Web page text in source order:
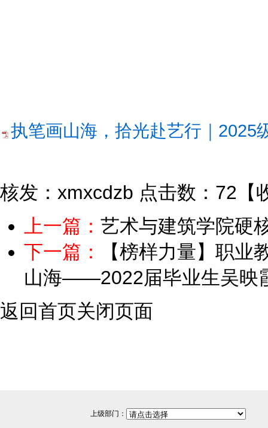
执笔画山海，拾光赴艺行｜2025
核发：xmxcdzb 点击数：72 【
上一篇： 艺术与建筑学院硬
下一篇：
【榜样力量】职
山海——2022届毕业生吴映
返回首页关闭页面
上级部门：